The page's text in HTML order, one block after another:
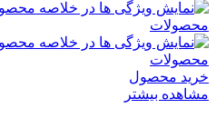
خرید محصول
مشاهده بیشتر